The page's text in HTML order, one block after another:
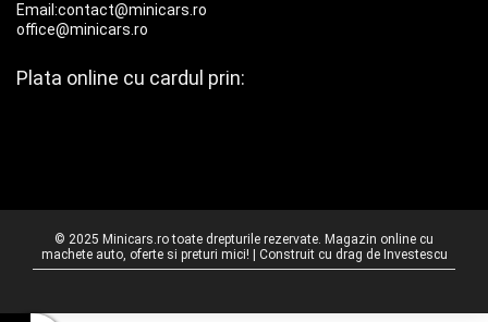
Email:contact@minicars.ro
office@minicars.ro
Plata online cu cardul prin:
© 2025 Minicars.ro toate drepturile rezervate. Magazin online cu
machete auto, oferte si preturi mici! | Construit cu drag de Investescu